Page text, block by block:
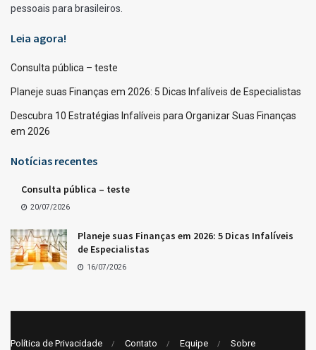
pessoais para brasileiros.
Leia agora!
Consulta pública – teste
Planeje suas Finanças em 2026: 5 Dicas Infalíveis de Especialistas
Descubra 10 Estratégias Infalíveis para Organizar Suas Finanças
em 2026
Notícias recentes
Consulta pública – teste
20/07/2026
Planeje suas Finanças em 2026: 5 Dicas Infalíveis
de Especialistas
16/07/2026
Política de Privacidade Contato Equipe Sobre